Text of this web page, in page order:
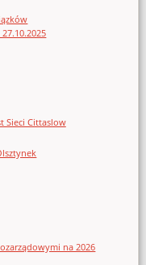
Sieci Cittaslow
na 2026